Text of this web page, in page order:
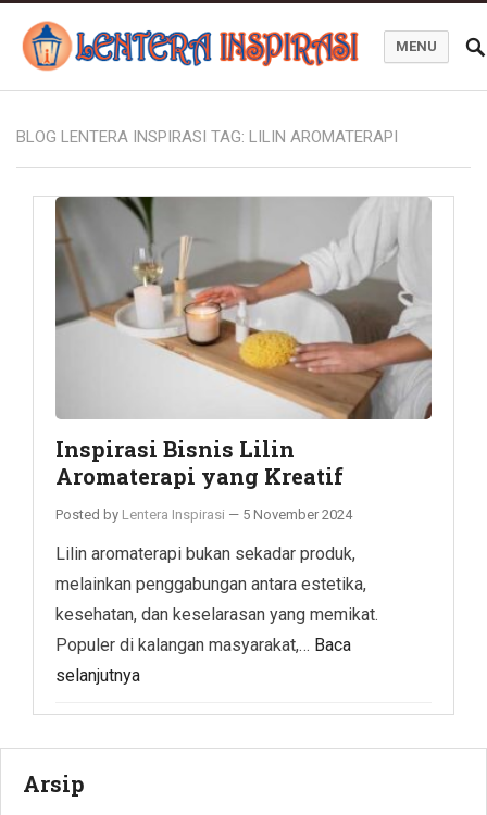
MENU
BLOG LENTERA INSPIRASI TAG: LILIN AROMATERAPI
Inspirasi Bisnis Lilin
Aromaterapi yang Kreatif
Posted by Lentera Inspirasi — 5 November 2024
Lilin aromaterapi bukan sekadar produk,
melainkan penggabungan antara estetika,
kesehatan, dan keselarasan yang memikat.
Populer di kalangan masyarakat,… Baca
selanjutnya
Arsip